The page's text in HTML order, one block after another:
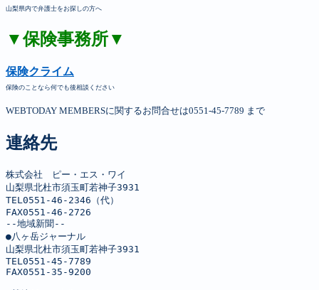
山梨県内で弁護士をお探しの方へ
▼保険事務所▼
保険クライム
保険のことなら何でも後相談ください
WEBTODAY MEMBERSに関するお問合せは0551-45-7789 まで
連絡先
株式会社　ピー・エス・ワイ
山梨県北杜市須玉町若神子3931
TEL0551-46-2346（代）
FAX0551-46-2726
--地域新聞--
●八ヶ岳ジャーナル
山梨県北杜市須玉町若神子3931
TEL0551-45-7789
FAX0551-35-9200